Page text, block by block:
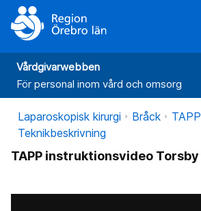
Vårdgivarwebben
För personal inom vård och omsorg
Laparoskopisk kirurgi Bråck
TAPP
Teknikbeskrivning
TAPP instruktionsvideo Torsby